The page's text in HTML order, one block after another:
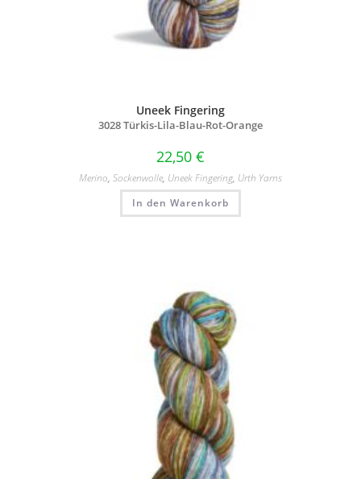
Uneek Fingering
3028 Türkis-Lila-Blau-Rot-Orange
22,50 €
Merino, Sockenwolle, Uneek Fingering, Urth Yarns
In den Warenkorb